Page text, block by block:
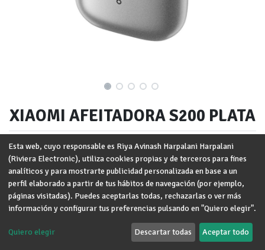
XIAOMI AFEITADORA S200 PLATA
Marca:
Términos y condiciones
Garantía de devolución de 30 días
Envío: 2-3 días laborales
Esta web, cuyo responsable es Riya Avinash Harpalani Harpalani
(Riviera Electronic), utiliza cookies propias y de terceros para fines
analíticos y para mostrarte publicidad personalizada en base a un
perfil elaborado a partir de tus hábitos de navegación (por ejemplo,
páginas visitadas). Puedes aceptarlas todas, rechazarlas o ver más
información y configurar tus preferencias pulsando en "Quiero elegir".
Quiero elegir Descartar todas Aceptar todo